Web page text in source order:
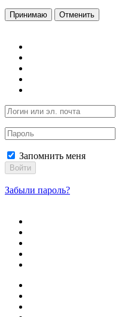
Принимаю Отменить
Запомнить меня
Войти
Забыли пароль?